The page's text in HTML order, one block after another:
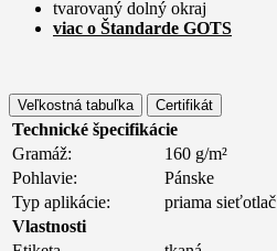
tvarovaný dolný okraj
viac o Štandarde GOTS
Veľkostná tabuľka Certifikát
Technické špecifikácie
Gramáž:
160 g/m²
Pohlavie:
Pánske
Typ aplikácie:
priama sieťotlač
Vlastnosti